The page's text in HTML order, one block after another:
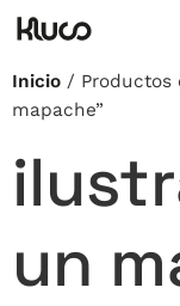
Inicio / Productos
mapache”
un